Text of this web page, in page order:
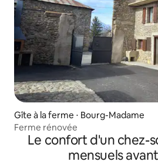
Gîte à la ferme ⋅ Bourg-Madame
Ferme rénovée
Le confort d'un chez-
mensuels